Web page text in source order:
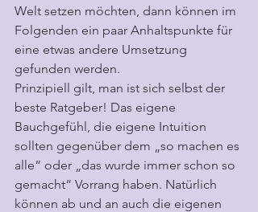
Welt setzen möchten, dann können im
Folgenden ein paar Anhaltspunkte für
eine etwas andere Umsetzung
gefunden werden.
Prinzipiell gilt, man ist sich selbst der
beste Ratgeber! Das eigene
Bauchgefühl, die eigene Intuition
sollten gegenüber dem „so machen es
alle“ oder „das wurde immer schon so
gemacht“ Vorrang haben. Natürlich
können ab und an auch die eigenen